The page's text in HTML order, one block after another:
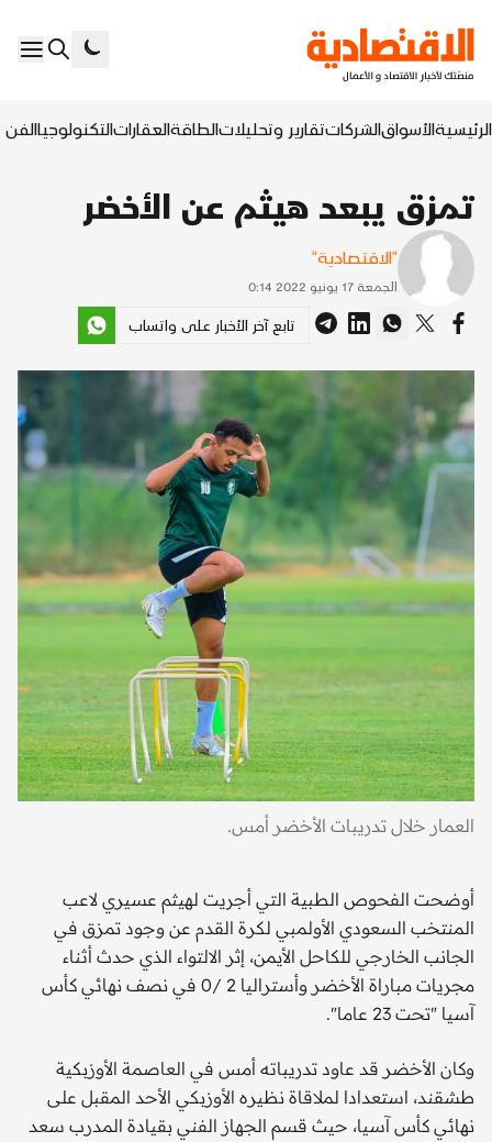
الرئيسيةالأسواقالشركاتتقارير وتحليلاتالطاقةالعقاراتالتكنولوجياالفن
تمزق يبعد هيثم عن الأخضر
"الاقتصادية"
الجمعة 17 يونيو 2022 0:14
تابع آخر الأخبار على واتساب
العمار خلال تدريبات الأخضر أمس.
أوضحت الفحوص الطبية التي أجريت لهيثم عسيري لاعب
المنتخب السعودي الأولمبي لكرة القدم عن وجود تمزق في
الجانب الخارجي للكاحل الأيمن، إثر الالتواء الذي حدث أثناء
مجريات مباراة الأخضر وأستراليا 2 /0 في نصف نهائي كأس
آسيا "تحت 23 عاما".
وكان الأخضر قد عاود تدريباته أمس في العاصمة الأوزبكية
طشقند، استعدادا لملاقاة نظيره الأوزبكي الأحد المقبل على
نهائي كأس آسيا، حيث قسم الجهاز الفني بقيادة المدرب سعد